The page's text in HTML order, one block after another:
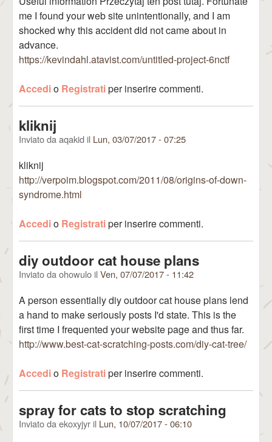
me I found your web site unintentionally, and I am
shocked why this accident did not came about in
advance.
https://kevindahl.atavist.com/untitled-project-6nctf
Accedio Registratiper inserire commenti.
kliknij
Inviato daaqakid il Lun, 03/07/2017 - 07:25
kliknij
http://verpoim.blogspot.com/2011/08/origins-of-down-
syndrome.html
Accedio Registratiper inserire commenti.
diy outdoor cat house plans
Inviato daohowulo ilVen, 07/07/2017 - 11:42
A person essentially diy outdoor cat house plans lend
a hand to make seriously posts I'd state. This is the
first time I frequented your website page and thus far.
http://www.best-cat-scratching-posts.com/diy-cat-tree/
Accedio Registratiper inserire commenti.
spray for cats to stop scratching
Inviato daekoxyjyr il Lun, 10/07/2017 - 06:10